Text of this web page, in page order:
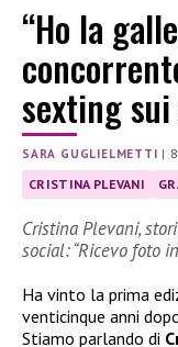
“Ho la
sexting
SARA GUGLIELMETTI |
CRISTINA PLEVANI
Cristina Plevani,
social: “Ricevo foto
Ha vinto la prima
venticinque anni
Stiamo parlando di